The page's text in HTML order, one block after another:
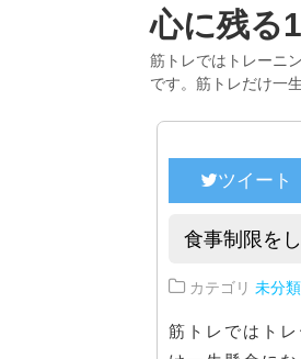
心に残る
筋トレではトレーニ
です。筋トレだけ一
食事制限を
カテゴリ 未分類
筋トレではト